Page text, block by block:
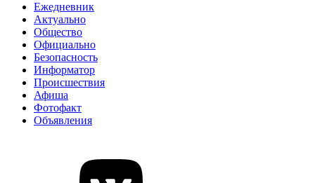
Ежедневник
Актуально
Общество
Официально
Безопасность
Информатор
Происшествия
Афиша
Фотофакт
Объявления